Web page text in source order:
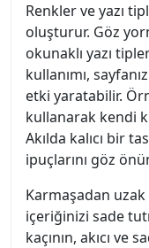
Renkler ve yazı
oluşturur. Göz
okunaklı yazı
kullanımı,
etki yaratabilir.
kullanarak kendi
Akılda kalıcı bir
ipuçlarını göz
Karmaşadan
içeriğinizi sade
kaçının, akıcı ve